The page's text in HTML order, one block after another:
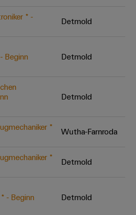
Entwicklung
Karriere auf
neues
Distribution
* -
Detmold
Beginn
Detmold
Detmold
*
Wutha-Farnroda
*
Detmold
- Beginn
Detmold